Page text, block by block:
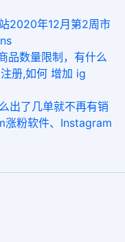
2020年12月第2周市
数量限制，有什么
册,如何 增加 ig
出了几单就不再有销
粉软件、Instagram